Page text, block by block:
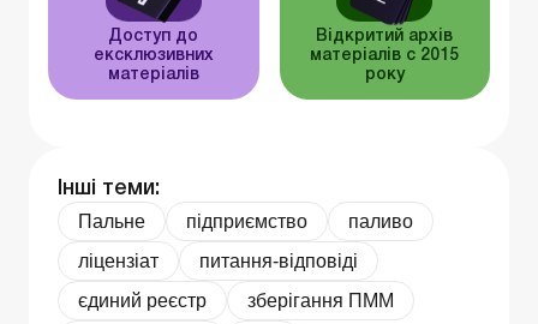
Доступ до
ексклюзивних
матеріалів
Відкритий архів
матеріалів c 2015
року
Інші теми:
Пальне підприємство
паливо
ліцензіат
питання-відповіді
єдиний реєстр
зберігання ПММ